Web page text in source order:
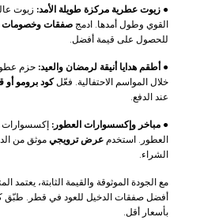
● زيوت عطرية مركزة طويلة الأمد: زيوت
القوي وطول أمدها. ادمج صفقات وخصومات
للحصول على قيمة أفضل.
● أطقم هدايا أنيقة لرمضان والعيد: حزم عطور
خلال المواسم الاحتفالية. فعّلكود برومو
عند الدفع.
● مباخر وإكسسوارات العطور: إكسسوارات
العطور. استخدم عرض ترويجي موثق من
الشراء.
مع الجودة الموثوقة والقيمة الثابتة، يعتمد
أفضل صفقات الدخيل للعود في قطر. طبّق
بأسعار أقل.